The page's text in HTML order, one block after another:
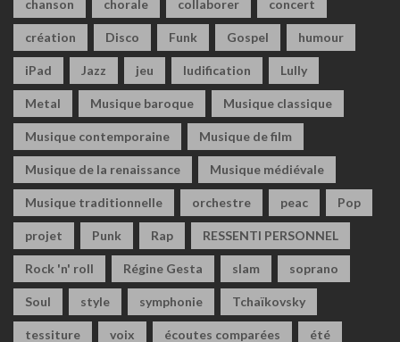
chanson chorale collaborer concert
création Disco Funk Gospel humour
iPad Jazz jeu ludification Lully
Metal Musique baroque Musique classique
Musique contemporaine Musique de film
Musique de la renaissance Musique médiévale
Musique traditionnelle orchestre peac Pop
projet Punk Rap RESSENTI PERSONNEL
Rock 'n' roll Régine Gesta slam soprano
Soul style symphonie Tchaïkovsky
tessiture voix écoutes comparées été